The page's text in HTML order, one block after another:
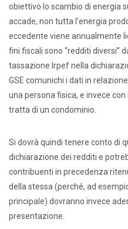
obiettivo lo scambio di energia
accade, non tutta l’energia
eccedente viene annualmente
fini fiscali sono “redditi diversi”
tassazione Irpef nella
GSE comunichi i dati in
una persona fisica, e invece
tratta di un condominio.
Si dovrà quindi tenere conto di
dichiarazione dei redditi e
contribuenti in precedenza
della stessa (perché, ad
principale) dovranno invece
presentazione.